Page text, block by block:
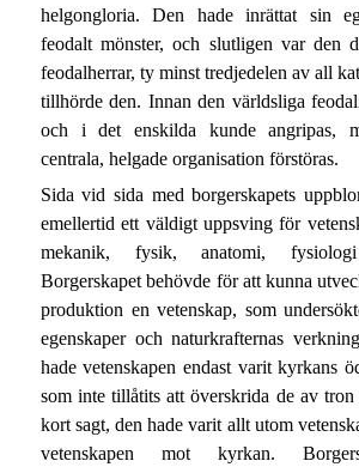
helgongloria. Den hade inrättat sin
feodalt mönster, och slutligen var den
feodalherrar, ty minst tredjedelen av all
tillhörde den. Innan den världsliga
och i det enskilda kunde angripas,
centrala, helgade organisation förstöras.
Sida vid sida med borgerskapets
emellertid ett väldigt uppsving för
mekanik, fysik, anatomi,
Borgerskapet behövde för att kunna
produktion en vetenskap, som
egenskaper och naturkrafternas
hade vetenskapen endast varit kyrkans
som inte tillåtits att överskrida de av tron
kort sagt, den hade varit allt utom
vetenskapen mot kyrkan.